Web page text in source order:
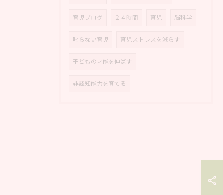
育児ブログ ２４時間 育児 脳科学
叱らない育児 育児ストレスを減らす
子どもの才能を伸ばす
非認知能力を育てる